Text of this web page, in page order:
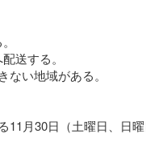
送する。
い地域がある。
月30日（土曜日、日